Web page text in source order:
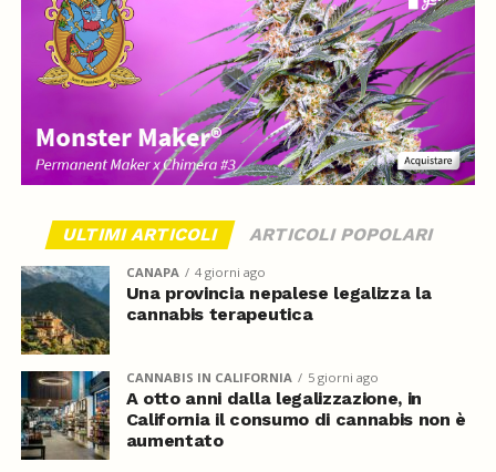
ULTIMI ARTICOLI ARTICOLI POPOLARI
CANAPA 4 giorni ago
Una provincia nepalese legalizza la
cannabis terapeutica
CANNABIS IN CALIFORNIA 5 giorni ago
A otto anni dalla legalizzazione, in
California il consumo di cannabis non è
aumentato